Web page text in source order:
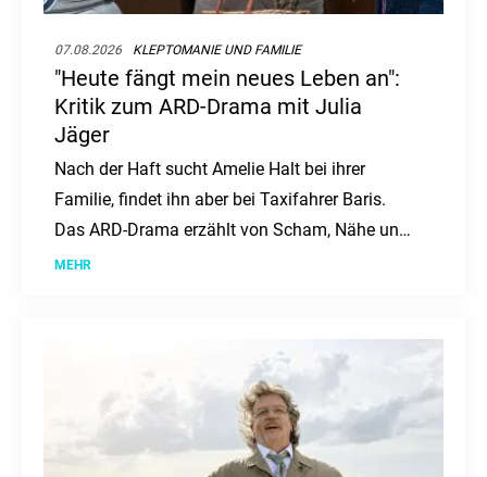
07.08.2026 KLEPTOMANIE UND FAMILIE
"Heute fängt mein neues Leben an":
Kritik zum ARD-Drama mit Julia
Jäger
Nach der Haft sucht Amelie Halt bei ihrer
Familie, findet ihn aber bei Taxifahrer Baris.
Das ARD-Drama erzählt von Scham, Nähe und
Neuanfang.
MEHR